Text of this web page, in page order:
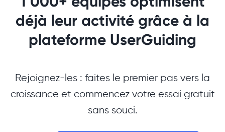
déjà leur activité grâce à la
plateforme UserGuiding
Rejoignez-les : faites le premier pas vers la
croissance et commencez votre essai gratuit
sans souci.